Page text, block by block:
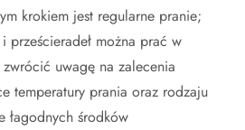
krokiem jest regularne pranie;
prześcieradeł można prać w
uwagę na zalecenia
temperatury prania oraz rodzaju
łagodnych środków